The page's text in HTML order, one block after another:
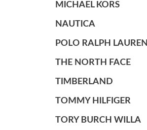
MICHAEL KORS
NAUTICA
POLO RALPH LAUREN
THE NORTH FACE
TIMBERLAND
TOMMY HILFIGER
TORY BURCH WILLA